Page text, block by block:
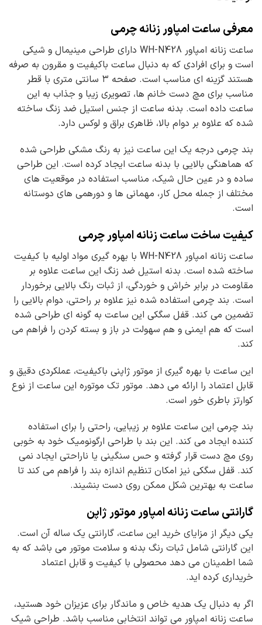
معرفی ساعت امپاور زنانه چرمی
ساعت زنانه امپاور WH-N428 دارای طراحی مینیمال و شیکی
است و برای افرادی که به دنبال ساعت باکیفیت و مقرون به صرفه
هستند گزینه ای مناسب است. صفحه ۳ سانتی متری با قطر
مناسب برای مچ دست خانم ها، تصویری زیبا و جذاب به این
ساعت داده است. بدنه ساعت از جنس استیل ضد زنگ ساخته
شده که علاوه بر دوام بالا، ظاهری براق و لوکس دارد.
بند چرمی درجه یک این ساعت نیز به رنگ مشکی طراحی شده
که هماهنگی بالایی با بدنه ساعت ایجاد کرده است. این طراحی
ساده و در عین حال شیک، مناسب استفاده در موقعیت های
مختلف از جمله محل کار، مهمانی ها و دورهمی های دوستانه
است.
کیفیت ساخت ساعت زنانه امپاور چرمی
ساعت زنانه امپاور WH-N428 با بهره گیری مواد اولیه با کیفیت
ساخته شده است. بدنه استیل ضد زنگ این ساعت علاوه بر
مقاومت در برابر خراش و خوردگی، از ثبات رنگ بالایی برخوردار
است. بند چرمی استفاده شده نیز علاوه بر راحتی، دوام بالایی را
تضمین می کند. قفل سگکی این ساعت به گونه ای طراحی شده
است که هم ایمنی و هم سهولت در باز و بسته کردن را فراهم می
کند.
این ساعت با بهره گیری از موتور ژاپنی باکیفیت، عملکردی دقیق و
قابل اعتماد را ارائه می دهد. موتور تک موتوره این ساعت از نوع
کوارتز باطری خور است.
بند چرمی این ساعت علاوه بر زیبایی، راحتی را برای استفاده
کننده ایجاد می کند. این بند با طراحی ارگونومیک خود به خوبی
روی مچ دست قرار گرفته و حس سنگینی یا ناراحتی ایجاد نمی
کند. قفل سگکی نیز امکان تنظیم اندازه بند را فراهم می کند تا
ساعت به بهترین شکل ممکن روی دست بنشیند.
گارانتی ساعت زنانه امپاور موتور ژاپن
یکی دیگر از مزایای خرید این ساعت، گارانتی یک ساله آن است.
این گارانتی شامل ثبات رنگ بدنه و سلامت موتور می باشد که به
شما اطمینان می دهد محصولی با کیفیت و قابل اعتماد
خریداری کرده اید.
اگر به دنبال یک هدیه خاص و ماندگار برای عزیزان خود هستید،
ساعت زنانه امپاور می تواند انتخابی مناسب باشد. طراحی شیک